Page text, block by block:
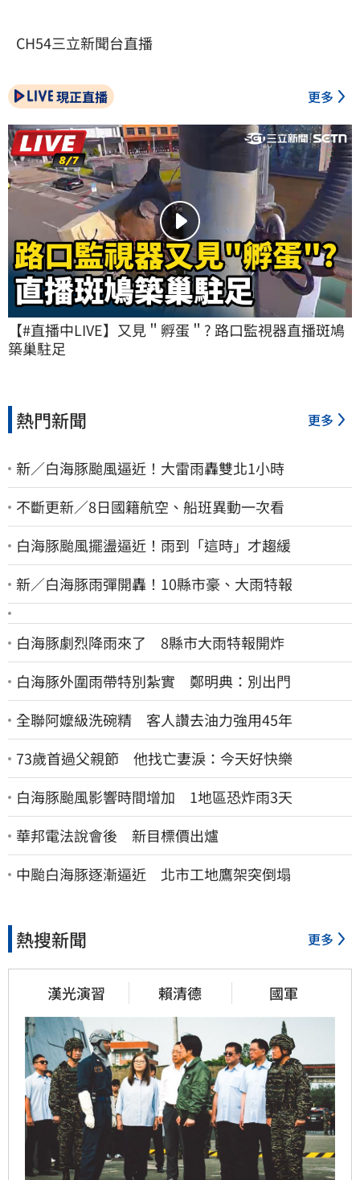
CH54三立新聞台直播
現正直播 更多
【#直播中LIVE】又見＂孵蛋＂? 路口監視器直播斑鳩
築巢駐足
熱門新聞 更多
新／白海豚颱風逼近！大雷雨轟雙北1小時
不斷更新／8日國籍航空、船班異動一次看
白海豚颱風擺盪逼近！雨到「這時」才趨緩
新／白海豚雨彈開轟！10縣市豪、大雨特報
白海豚劇烈降雨來了 8縣市大雨特報開炸
白海豚外圍雨帶特別紮實 鄭明典：別出門
全聯阿嬤級洗碗精 客人讚去油力強用45年
73歲首過父親節 他找亡妻淚：今天好快樂
白海豚颱風影響時間增加 1地區恐炸雨3天
華邦電法說會後 新目標價出爐
中颱白海豚逐漸逼近 北市工地鷹架突倒塌
熱搜新聞 更多
漢光演習 賴清德 國軍